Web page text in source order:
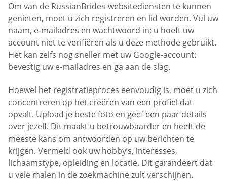
Om van de RussianBrides-websitediensten te kunnen
genieten, moet u zich registreren en lid worden. Vul uw
naam, e-mailadres en wachtwoord in; u hoeft uw
account niet te verifiëren als u deze methode gebruikt.
Het kan zelfs nog sneller met uw Google-account:
bevestig uw e-mailadres en ga aan de slag.
Hoewel het registratieproces eenvoudig is, moet u zich
concentreren op het creëren van een profiel dat
opvalt. Upload je beste foto en geef een paar details
over jezelf. Dit maakt u betrouwbaarder en heeft de
meeste kans om antwoorden op uw berichten te
krijgen. Vermeld ook uw hobby’s, interesses,
lichaamstype, opleiding en locatie. Dit garandeert dat
u vele malen in de zoekmachine zult verschijnen.